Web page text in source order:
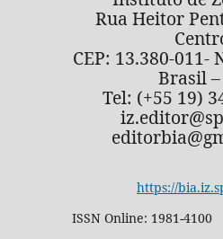
Rua Heitor
CEP: 13.380-011-
Brasil –
Tel: (+55 19)
https://
ISSN Online: 1981-4100